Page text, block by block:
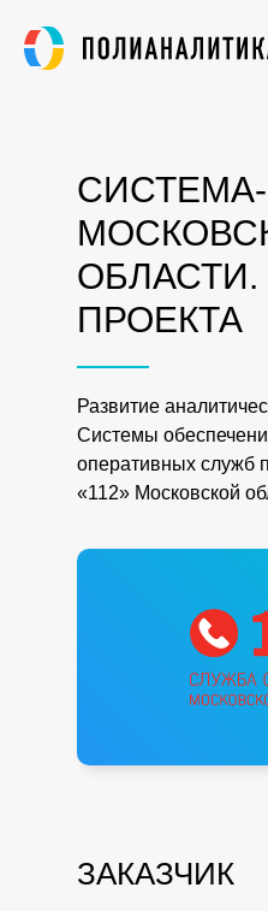
СИСТЕМА-
ОБЛАСТИ.
ПРОЕКТА
Развитие
Системы
оперативных служб
«112» Московской
ЗАКАЗЧИК